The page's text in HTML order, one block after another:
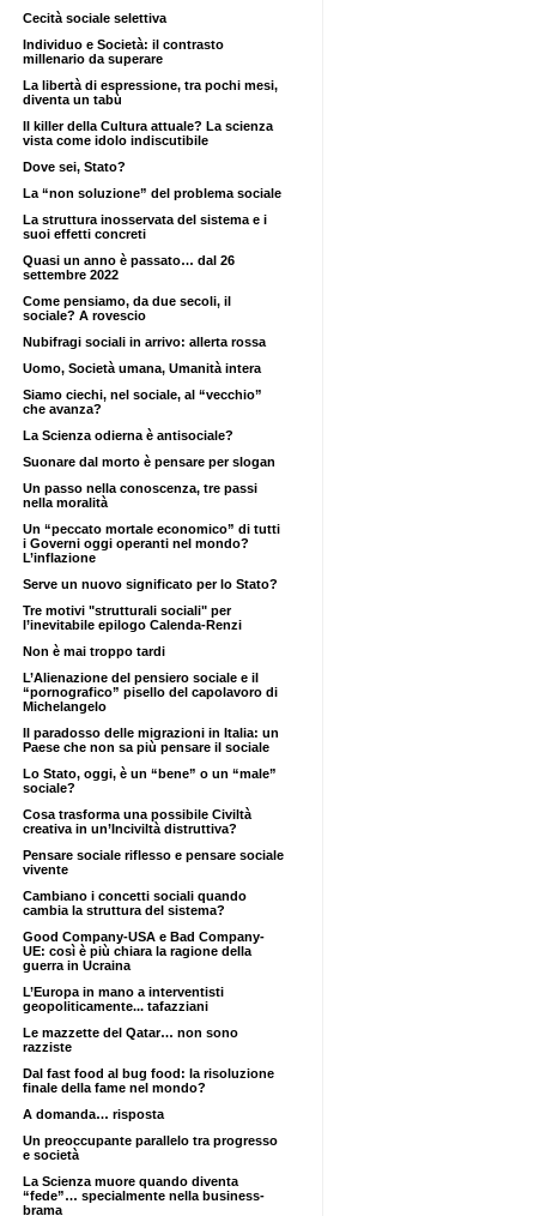
Cecità sociale selettiva
Individuo e Società: il contrasto
millenario da superare
La libertà di espressione, tra pochi mesi,
diventa un tabù
Il killer della Cultura attuale? La scienza
vista come idolo indiscutibile
Dove sei, Stato?
La “non soluzione” del problema sociale
La struttura inosservata del sistema e i
suoi effetti concreti
Quasi un anno è passato… dal 26
settembre 2022
Come pensiamo, da due secoli, il
sociale? A rovescio
Nubifragi sociali in arrivo: allerta rossa
Uomo, Società umana, Umanità intera
Siamo ciechi, nel sociale, al “vecchio”
che avanza?
La Scienza odierna è antisociale?
Suonare dal morto è pensare per slogan
Un passo nella conoscenza, tre passi
nella moralità
Un “peccato mortale economico” di tutti
i Governi oggi operanti nel mondo?
L’inflazione
Serve un nuovo significato per lo Stato?
Tre motivi "strutturali sociali" per
l’inevitabile epilogo Calenda-Renzi
Non è mai troppo tardi
L’Alienazione del pensiero sociale e il
“pornografico” pisello del capolavoro di
Michelangelo
Il paradosso delle migrazioni in Italia: un
Paese che non sa più pensare il sociale
Lo Stato, oggi, è un “bene” o un “male”
sociale?
Cosa trasforma una possibile Civiltà
creativa in un’Inciviltà distruttiva?
Pensare sociale riflesso e pensare sociale
vivente
Cambiano i concetti sociali quando
cambia la struttura del sistema?
Good Company-USA e Bad Company-
UE: così è più chiara la ragione della
guerra in Ucraina
L’Europa in mano a interventisti
geopoliticamente... tafazziani
Le mazzette del Qatar… non sono
razziste
Dal fast food al bug food: la risoluzione
finale della fame nel mondo?
A domanda… risposta
Un preoccupante parallelo tra progresso
e società
La Scienza muore quando diventa
“fede”… specialmente nella business-
brama